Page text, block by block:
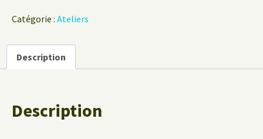
Yoga
Art
du
Catégorie : Ateliers
Description
Description